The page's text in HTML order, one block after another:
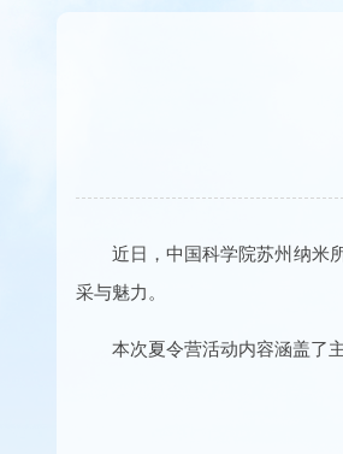
近日，中国科学院苏州纳米
采与魅力。
本次夏令营活动内容涵盖了